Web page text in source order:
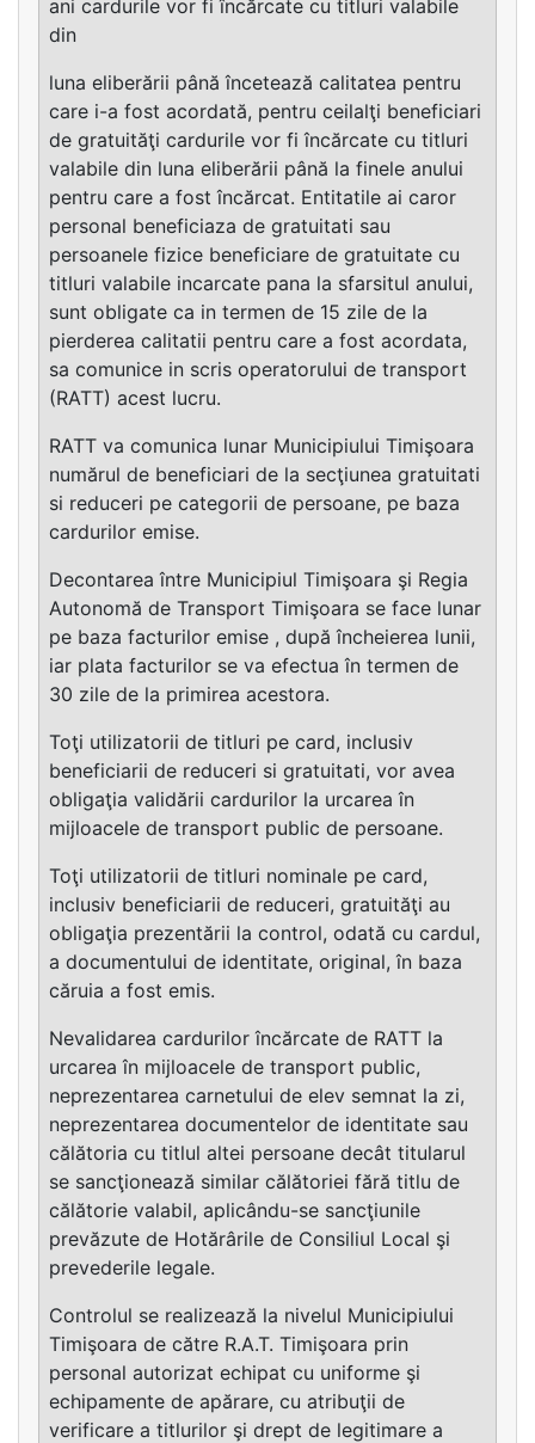
ani cardurile vor fi încărcate cu titluri valabile
din
luna eliberării până încetează calitatea pentru
care i-a fost acordată, pentru ceilalţi beneficiari
de gratuităţi cardurile vor fi încărcate cu titluri
valabile din luna eliberării până la finele anului
pentru care a fost încărcat. Entitatile ai caror
personal beneficiaza de gratuitati sau
persoanele fizice beneficiare de gratuitate cu
titluri valabile incarcate pana la sfarsitul anului,
sunt obligate ca in termen de 15 zile de la
pierderea calitatii pentru care a fost acordata,
sa comunice in scris operatorului de transport
(RATT) acest lucru.
RATT va comunica lunar Municipiului Timişoara
numărul de beneficiari de la secţiunea gratuitati
si reduceri pe categorii de persoane, pe baza
cardurilor emise.
Decontarea între Municipiul Timişoara şi Regia
Autonomă de Transport Timişoara se face lunar
pe baza facturilor emise , după încheierea lunii,
iar plata facturilor se va efectua în termen de
30 zile de la primirea acestora.
Toţi utilizatorii de titluri pe card, inclusiv
beneficiarii de reduceri si gratuitati, vor avea
obligaţia validării cardurilor la urcarea în
mijloacele de transport public de persoane.
Toţi utilizatorii de titluri nominale pe card,
inclusiv beneficiarii de reduceri, gratuităţi au
obligaţia prezentării la control, odată cu cardul,
a documentului de identitate, original, în baza
căruia a fost emis.
Nevalidarea cardurilor încărcate de RATT la
urcarea în mijloacele de transport public,
neprezentarea carnetului de elev semnat la zi,
neprezentarea documentelor de identitate sau
călătoria cu titlul altei persoane decât titularul
se sancţionează similar călătoriei fără titlu de
călătorie valabil, aplicându-se sancţiunile
prevăzute de Hotărârile de Consiliul Local şi
prevederile legale.
Controlul se realizează la nivelul Municipiului
Timişoara de către R.A.T. Timişoara prin
personal autorizat echipat cu uniforme şi
echipamente de apărare, cu atribuţii de
verificare a titlurilor şi drept de legitimare a